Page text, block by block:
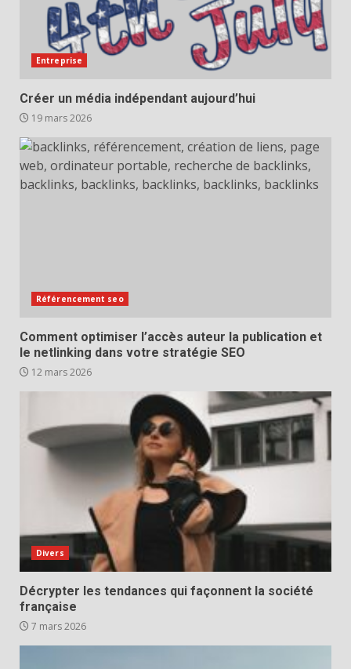
Entreprise
Créer un média indépendant aujourd’hui
19 mars 2026
Référencement seo
Comment optimiser l’accès auteur la publication et
le netlinking dans votre stratégie SEO
12 mars 2026
Divers
Décrypter les tendances qui façonnent la société
française
7 mars 2026